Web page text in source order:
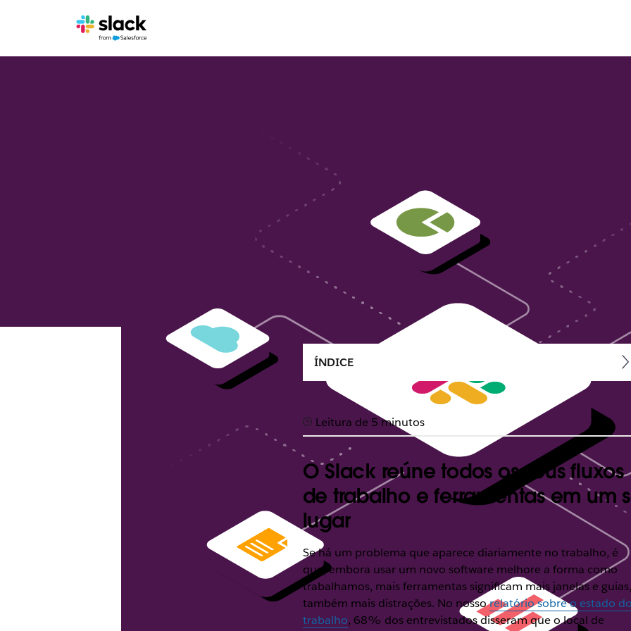
ÍNDICE
Leitura de 5 minutos
O Slack reúne todos os seus fluxos
de trabalho e ferramentas em um
lugar
Se há um problema que aparece diariamente no trabalho, é
que, embora usar um novo software melhore a forma como
trabalhamos, mais ferramentas significam mais janelas e
também mais distrações. No nossorelatório sobre o estado
trabalho, 68% dos entrevistados disseram que o local de